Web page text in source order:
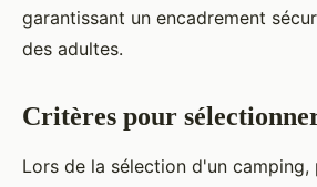
garantissant un encadrement
des adultes.
Critères pour
Lors de la sélection d'un camping,